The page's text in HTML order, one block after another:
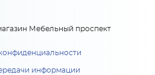
Мебельный проспект
информации